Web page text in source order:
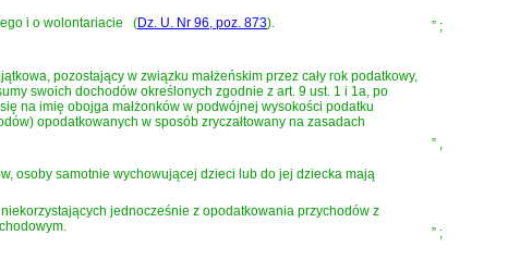
i o wolontariacie (Dz. U. Nr 96, poz. 873) ” ;
pozostający w związku małżeńskim przez cały rok podatkowy,
swoich dochodów określonych zgodnie z art. 9 ust. 1 i 1a, po
na imię obojga małżonków w podwójnej wysokości podatku
opodatkowanych w sposób zryczałtowany na zasadach
” ,
osoby samotnie wychowującej dzieci lub do jej dziecka mają
jednocześnie z opodatkowania przychodów z
” ;